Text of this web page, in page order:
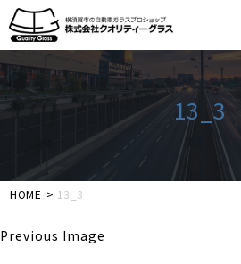
Skip
to
main
content
13_3
HOME > 13_3
Previous Image